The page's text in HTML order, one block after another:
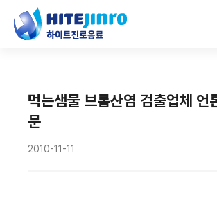
먹는샘물 브롬산염 검출업체 언
문
2010-11-11